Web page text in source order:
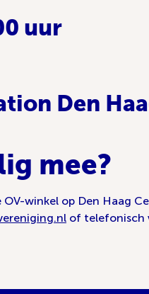
uur
Den
mee?
winkel op Den Haag
of telefonisch